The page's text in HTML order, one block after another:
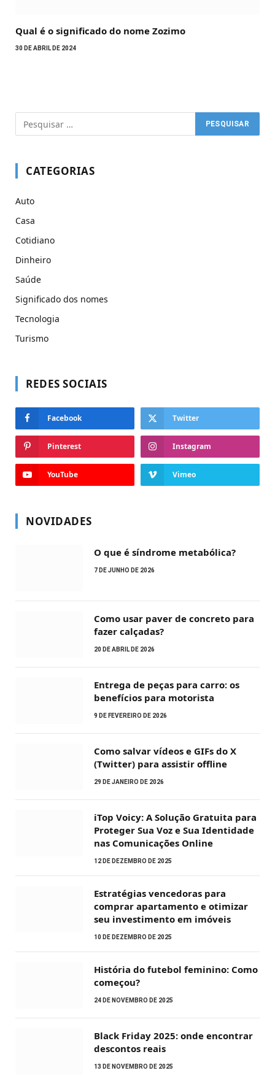
Qual é o significado do nome Zozimo
30 DE ABRIL DE 2024
CATEGORIAS
Auto
Casa
Cotidiano
Dinheiro
Saúde
Significado dos nomes
Tecnologia
Turismo
REDES SOCIAIS
Facebook Twitter
Pinterest Instagram
YouTube Vimeo
NOVIDADES
O que é síndrome metabólica?
7 DE JUNHO DE 2026
Como usar paver de concreto para
fazer calçadas?
20 DE ABRIL DE 2026
Entrega de peças para carro: os
benefícios para motorista
9 DE FEVEREIRO DE 2026
Como salvar vídeos e GIFs do X
(Twitter) para assistir offline
29 DE JANEIRO DE 2026
iTop Voicy: A Solução Gratuita para
Proteger Sua Voz e Sua Identidade
nas Comunicações Online
12 DE DEZEMBRO DE 2025
Estratégias vencedoras para
comprar apartamento e otimizar
seu investimento em imóveis
10 DE DEZEMBRO DE 2025
História do futebol feminino: Como
começou?
24 DE NOVEMBRO DE 2025
Black Friday 2025: onde encontrar
descontos reais
13 DE NOVEMBRO DE 2025